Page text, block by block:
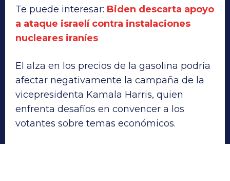
Te puede interesar: Biden descarta apoyo
a ataque israelí contra instalaciones
nucleares iraníes
El alza en los precios de la gasolina podría
afectar negativamente la campaña de la
vicepresidenta Kamala Harris, quien
enfrenta desafíos en convencer a los
votantes sobre temas económicos.